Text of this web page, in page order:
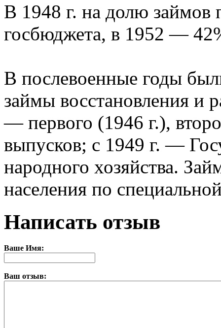
В 1948 г. на долю займов
госбюджета, в 1952 —
В послевоенные годы
займы восстановления и
— первого (1946 г.),
выпусков; с 1949 г. —
народного хозяйства.
населения по
Написать отзыв
Ваше Имя:
Ваш отзыв: